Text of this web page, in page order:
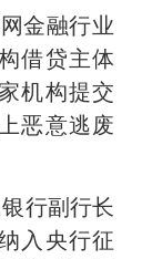
金融行业
借贷主体
机构提交
恶意逃废
行副行长
入央行征